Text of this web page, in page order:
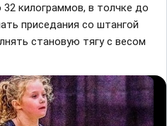
килограммов, в толчке до
приседания со штангой
становую тягу с весом